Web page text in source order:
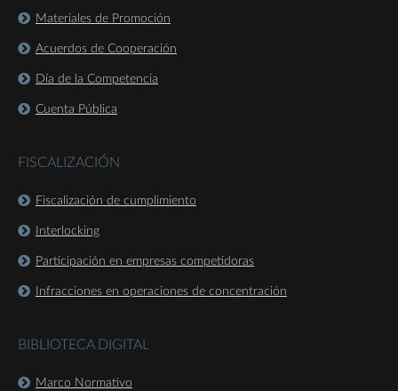
Materiales de Promoción
Acuerdos de Cooperación
Día de la Competencia
Cuenta Pública
FISCALIZACIÓN
Fiscalización de cumplimiento
Interlocking
Participación en empresas competidoras
Infracciones en operaciones de concentración
BIBLIOTECA DIGITAL
Marco Normativo